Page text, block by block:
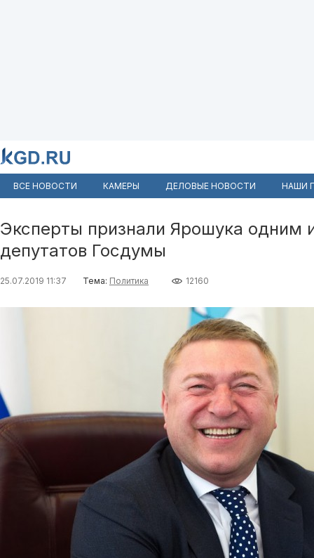
ВСЕ НОВОСТИ КАМЕРЫ ДЕЛОВЫЕ НОВОСТИ НАШИ
Эксперты признали Ярошука одним
депутатов Госдумы
25.07.2019 11:37 Тема: Политика 12160